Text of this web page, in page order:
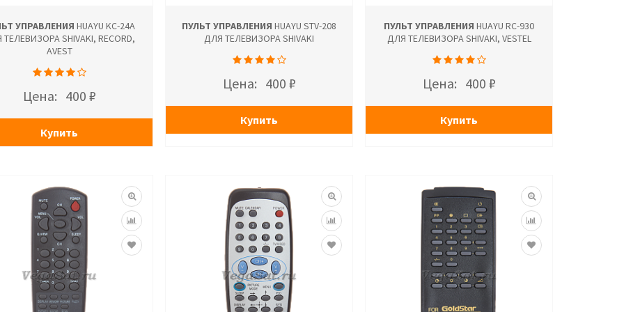
УПРАВЛЕНИЯ HUAYU KC-24A
SHIVAKI, RECORD,
AVEST
Цена: 400 ₽
Купить
ПУЛЬТ УПРАВЛЕНИЯ HUAYU STV-208
ДЛЯ ТЕЛЕВИЗОРА SHIVAKI
Цена: 400 ₽
Купить
ПУЛЬТ УПРАВЛЕНИЯ HUAYU RC-930
ДЛЯ ТЕЛЕВИЗОРА SHIVAKI, VESTEL
Цена: 400 ₽
Купить